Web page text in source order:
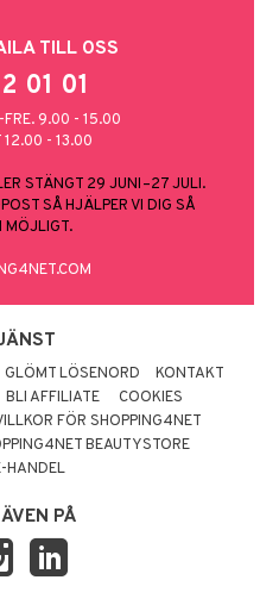
TILL OSS
01 01
FRE. 9.00 - 15.00
12.00 - 13.00
STÄNGT 29 JUNI–27 JULI.
SÅ HJÄLPER VI DIG SÅ
MÖJLIGT.
GLÖMT LÖSENORD
KONTAKT
BLI AFFILIATE
COOKIES
FÖR SHOPPING4NET
BEAUTYSTORE
HANDEL
PÅ